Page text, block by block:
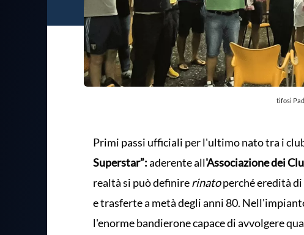
tifosi
Primi passi ufficiali per l'ultimo nato tra i
Superstar”:aderente all'Associazione dei
realtà si può definirerinatoperché eredità
e trasferte a metà degli anni 80.
l'enorme bandierone capace di avvolgere